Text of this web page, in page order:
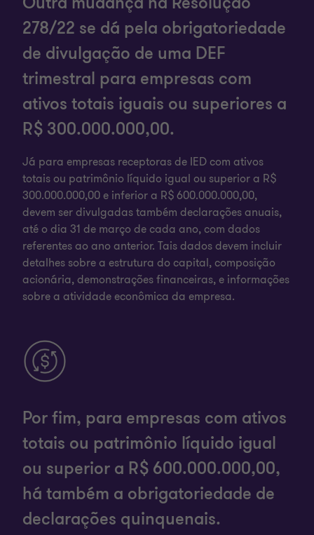
278/22 se dá pela obrigatoriedade
de divulgação de uma DEF
trimestral para empresas com
ativos totais iguais ou superiores a
R$ 300.000.000,00.
Já para empresas receptoras de IED com ativos
totais ou patrimônio líquido igual ou superior a R$
300.000.000,00 e inferior a R$ 600.000.000,00,
devem ser divulgadas também declarações anuais,
até o dia 31 de março de cada ano, com dados
referentes ao ano anterior. Tais dados devem incluir
detalhes sobre a estrutura do capital, composição
acionária, demonstrações financeiras, e informações
sobre a atividade econômica da empresa.
Por fim, para empresas com ativos
totais ou patrimônio líquido igual
ou superior a R$ 600.000.000,00,
há também a obrigatoriedade de
declarações quinquenais.